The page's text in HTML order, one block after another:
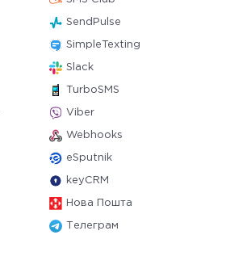
SendPulse
SimpleTexting
Slack
TurboSMS
Viber
Webhooks
eSputnik
keyCRM
Нова Пошта
Телеграм